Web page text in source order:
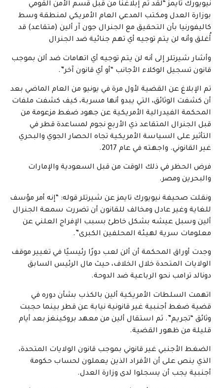
نيويورك تايمز “لقد تم إبلاغنا من قبل قسم الأمن القومي
بوزارة العدل ومكتب المدعي العام الأمريكي لمنطقة وسط
كاليفورنيا بأن التحقيق مع الجنرال جون آر ألين (متقاعد) قد
أُغلق وأنه لن يتم توجيه أي تهم جنائية ضد الجنرال
وأشار شيرتلر إلى أنه لن يتم توجيه أي اتهامات ضد ألن بموجب
قانون تسجيل الوكلاء الأجانب “أو أي قانون آخر”.
تم الإبلاغ عن القضية لأول مرة في يونيو من العام الماضي بعد
أن كشفت الوثائق، التي يبدو أنها مسربة، كيف كشفت ملفات
المحكمة الفيدرالية الأمريكية عن جهود ضغط مزعومة من
قبل الجنرال المتقاعد ذي الأربع نجوم لمساعدة قطر في
التأثير على السياسة الأمريكية تجاه الحصار الجوي والبحري
غير القانوني. واجهته في عام 2017.
فرض الحظر في ذلك الوقت من قبل السعودية والإمارات
والبحرين ومصر.
ونقلت صحيفة نيويورك تايمز عن شيرتلر قوله: “إنه أمر مؤسف
للغاية وغير عادل ومخالف للقانون أن تضررت سمعة الجنرال
ألين وسبل عيشه بشكل خاطئ بسبب الإفراج العلني عن
معلومات سرية لهيئة المحلفين الكبرى”.
وجدت أوراق المحكمة أن ألن لعب دورًا رئيسيًا في تغيير موقف
الولايات المتحدة خلال الخلاف، حيث مال الرئيس السابق
دونالد ترامب نحو الرباعية ضد الدوحة.
اتهمت السلطات الأمريكية ألين بالكذب بشأن دوره في
قضية ضغط أجنبية غير قانونية نيابة عن قطر بينما حجبت
وثائق “تجريم”. ثم استقال ألين من معهد بروكينغز بعد أيام
قليلة من ظهور القضية.
الضغط الأجنبي غير قانوني بموجب قانون الولايات المتحدة،
الذي ينص على أن الأفراد الذين يعملون لحساب حكومة
أجنبية يجب أن يسجلوا لدى وزارة العدل.